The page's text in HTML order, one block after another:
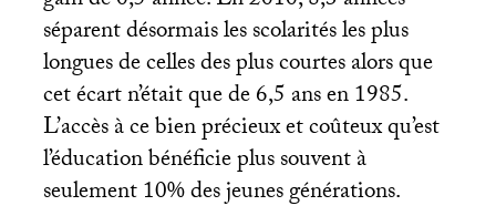
séparent désormais les scolarités les plus
longues de celles des plus courtes alors que
cet écart n’était que de 6,5 ans en 1985.
L’accès à ce bien précieux et coûteux qu’est
l’éducation bénéficie plus souvent à
seulement 10% des jeunes générations.